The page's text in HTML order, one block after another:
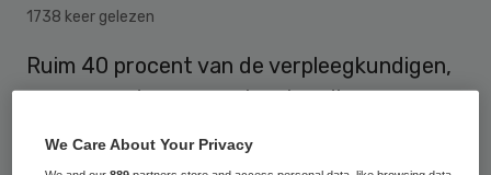
1738 keer gelezen
Ruim 40 procent van de verpleegkundigen,
verzorgenden en verpleegkundig
volgend jaar in vaste dienst. Dat blijkt uit
We Care About Your Privacy